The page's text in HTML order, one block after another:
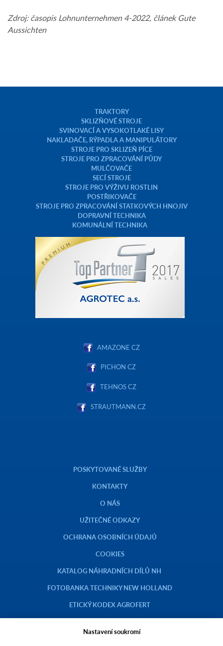
Zdroj: časopis Lohnunternehmen 4-2022, článek Gute
Aussichten
TRAKTORY
SKLIZŇOVÉ STROJE
SVINOVACÍ A VYSOKOTLAKÉ LISY
NAKLADAČE, RÝPADLA A MANIPULÁTORY
STROJE PRO SKLIZEŇ PÍCE
STROJE PRO ZPRACOVÁNÍ PŮDY
MULČOVAČE
SECÍ STROJE
STROJE PRO VÝŽIVU ROSTLIN
POSTŘIKOVAČE
STROJE PRO ZPRACOVÁNÍ STATKOVÝCH HNOJIV
DOPRAVNÍ TECHNIKA
KOMUNÁLNÍ TECHNIKA
AMAZONE CZ
PICHON CZ
TEHNOS CZ
STRAUTMANN.CZ
POSKYTOVANÉ SLUŽBY
KONTAKTY
O NÁS
UŽITEČNÉ ODKAZY
OCHRANA OSOBNÍCH ÚDAJŮ
COOKIES
KATALOG NÁHRADNÍCH DÍLŮ NH
FOTOBANKA TECHNIKY NEW HOLLAND
ETICKÝ KODEX AGROFERT
Nastavení soukromí